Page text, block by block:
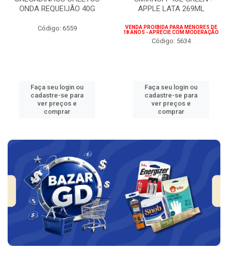
ONDA REQUEIJÃO 40G
Código: 6559
Faça seu login ou
cadastre-se para
ver preços e
comprar
APPLE LATA 269ML
VENDA PROIBIDA PARA MENORES DE
18 ANOS - APRECIE COM MODERAÇÃO
Código: 5634
Faça seu login ou
cadastre-se para
ver preços e
comprar